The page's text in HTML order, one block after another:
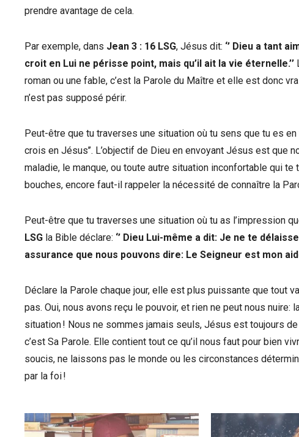
prendre avantage de cela.
Par exemple, dans Jean 3 : 16 LSG, Jésus dit: ‘’ Dieu a tant
croit en Lui ne périsse point, mais qu’il ait la vie éternelle.’’
roman ou une fable, c’est la Parole du Maître et elle est donc
n’est pas supposé périr.
Peut-être que tu traverses une situation où tu sens que tu es
crois en Jésus’’. L’objectif de Dieu en envoyant Jésus est
maladie, le manque, ou toute autre situation inconfortable qui
bouches, encore faut-il rappeler la nécessité de connaître la
Peut-être que tu traverses une situation où tu as l’impression
LSG la Bible déclare: ‘’ Dieu Lui-même a dit: Je ne te
assurance que nous pouvons dire: Le Seigneur est mon
Déclare la Parole chaque jour, elle est plus puissante que tout
pas. Oui, nous avons reçu le pouvoir, et rien ne peut nous
situation ! Nous ne sommes jamais seuls, Jésus est toujours
c’est Sa Parole. Elle contient tout ce qu’il nous faut pour bien
soucis, ne laissons pas le monde ou les circonstances
par la foi !